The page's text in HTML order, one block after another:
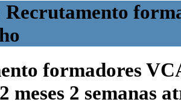
formadores
2 meses 2 semanas